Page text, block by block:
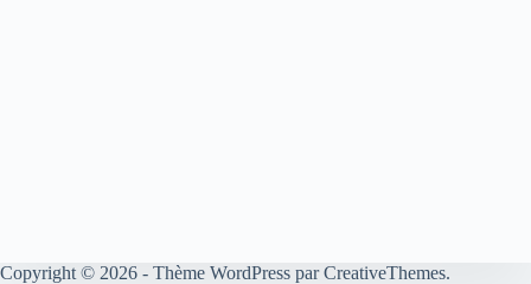
Copyright © 2026 - Thème WordPress parCreativeThemes.